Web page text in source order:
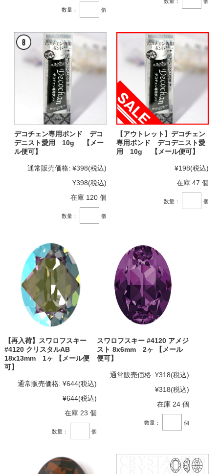
数量： 個
デコチェン専用ボンド デコ
デニスト愛用 10g 【メー
ル便可】
通常販売価格: ¥398(税込)
¥398(税込)
在庫 120 個
数量： 個
【アウトレット】デコチェン
専用ボンド デコデニスト愛
用 10g 【メール便可】
¥198(税込)
在庫 47 個
数量： 個
【再入荷】スワロフスキー
#4120 クリスタルAB
18x13mm 1ヶ 【メール便
可】
通常販売価格: ¥644(税込)
¥644(税込)
在庫 23 個
数量： 個
スワロフスキー #4120 アメジ
スト 8x6mm 2ヶ 【メール
便可】
通常販売価格: ¥318(税込)
¥318(税込)
在庫 24 個
数量： 個